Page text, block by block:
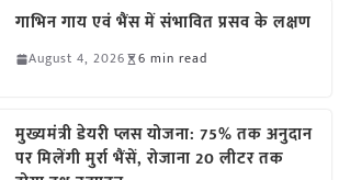
गाभिन गाय एवं भैंस में संभावित प्रसव के लक्षण
August 4, 2026 6 min read
मुख्यमंत्री डेयरी प्लस योजना: 75% तक अनुदान
पर मिलेंगी मुर्रा भैंसें, रोजाना 20 लीटर तक